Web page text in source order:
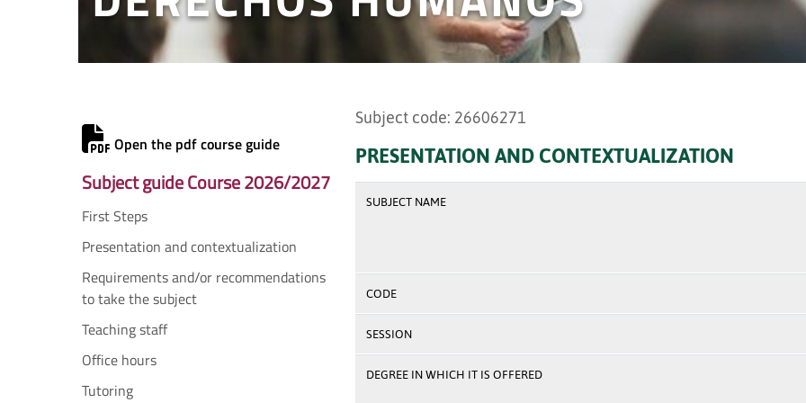
Open the pdf course guide
Subject guide Course 2026/2027
First Steps
Presentation and contextualization
Requirements and/or recommendations
to take the subject
Teaching staff
Office hours
Tutoring
Subject code: 26606271
PRESENTATION AND CONTEXTUALIZATION
SUBJECT NAME
CODE
SESSION
DEGREE IN WHICH IT IS OFFERED